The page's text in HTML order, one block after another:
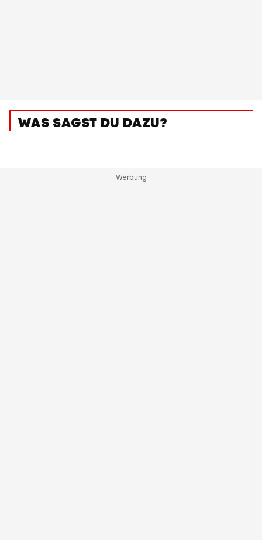
WAS SAGST DU DAZU?